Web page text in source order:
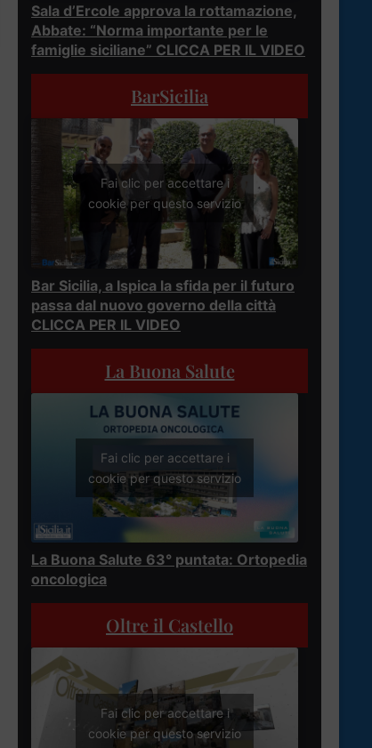
Sala d’Ercole approva la rottamazione,
Abbate: “Norma importante per le
famiglie siciliane” CLICCA PER IL VIDEO
BarSicilia
Fai clic per accettare i
cookie per questo servizio
Bar Sicilia, a Ispica la sfida per il futuro
passa dal nuovo governo della città
CLICCA PER IL VIDEO
La Buona Salute
Fai clic per accettare i
cookie per questo servizio
La Buona Salute 63° puntata: Ortopedia
oncologica
Oltre il Castello
Fai clic per accettare i
cookie per questo servizio